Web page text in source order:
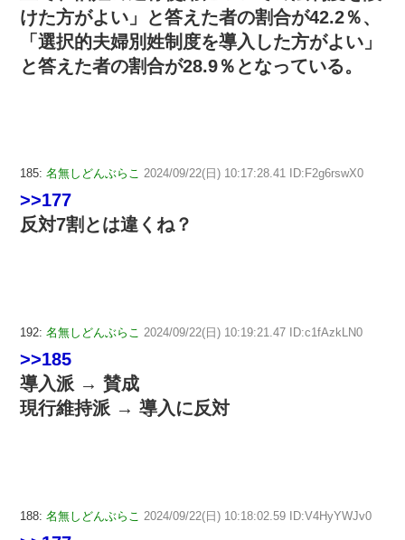
けた方がよい」と答えた者の割合が42.2％、
「選択的夫婦別姓制度を導入した方がよい」
と答えた者の割合が28.9％となっている。
185: 名無しどんぶらこ 2024/09/22(日) 10:17:28.41 ID:F2g6rswX0
>>177
反対7割とは違くね？
192: 名無しどんぶらこ 2024/09/22(日) 10:19:21.47 ID:c1fAzkLN0
>>185
導入派 → 賛成
現行維持派 → 導入に反対
188: 名無しどんぶらこ 2024/09/22(日) 10:18:02.59 ID:V4HyYWJv0